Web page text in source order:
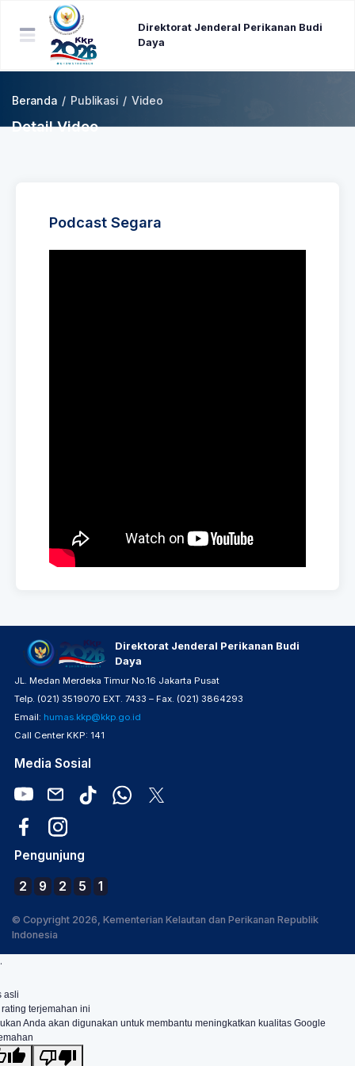
Direktorat Jenderal Perikanan Budi
Daya
Beranda / Publikasi / Video
Detail Video
Podcast Segara
Direktorat Jenderal Perikanan Budi
Daya
JL. Medan Merdeka Timur No.16 Jakarta Pusat
Telp. (021) 3519070 EXT. 7433 – Fax. (021) 3864293
Email: humas.kkp@kkp.go.id
Call Center KKP: 141
Media Sosial
Pengunjung
2 9 2 5 1
© Copyright 2026, Kementerian Kelautan dan Perikanan Republik
Indonesia
.
asli
terjemahan ini
Anda akan digunakan untuk membantu meningkatkan kualitas Google